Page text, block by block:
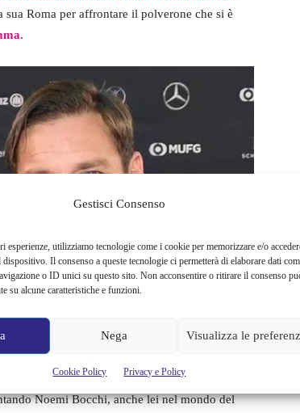
Gestisci Consenso
esperienze, utilizziamo tecnologie come i cookie per memorizzare e/o
Il consenso a queste tecnologie ci permetterà di elaborare dati
o ID unici su questo sito. Non acconsentire o ritirare il consenso
su alcune caratteristiche e funzioni.
Nega Visualizza le
Cookie Policy Privacy e Policy
Roma per affrontare il polverone che si è
.
Noemi Bocchi, anche lei nel mondo del